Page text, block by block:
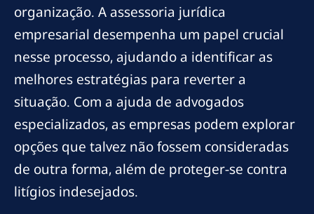
organização. A assessoria jurídica
empresarial desempenha um papel crucial
nesse processo, ajudando a identificar as
melhores estratégias para reverter a
situação. Com a ajuda de advogados
especializados, as empresas podem explorar
opções que talvez não fossem consideradas
de outra forma, além de proteger-se contra
litígios indesejados.